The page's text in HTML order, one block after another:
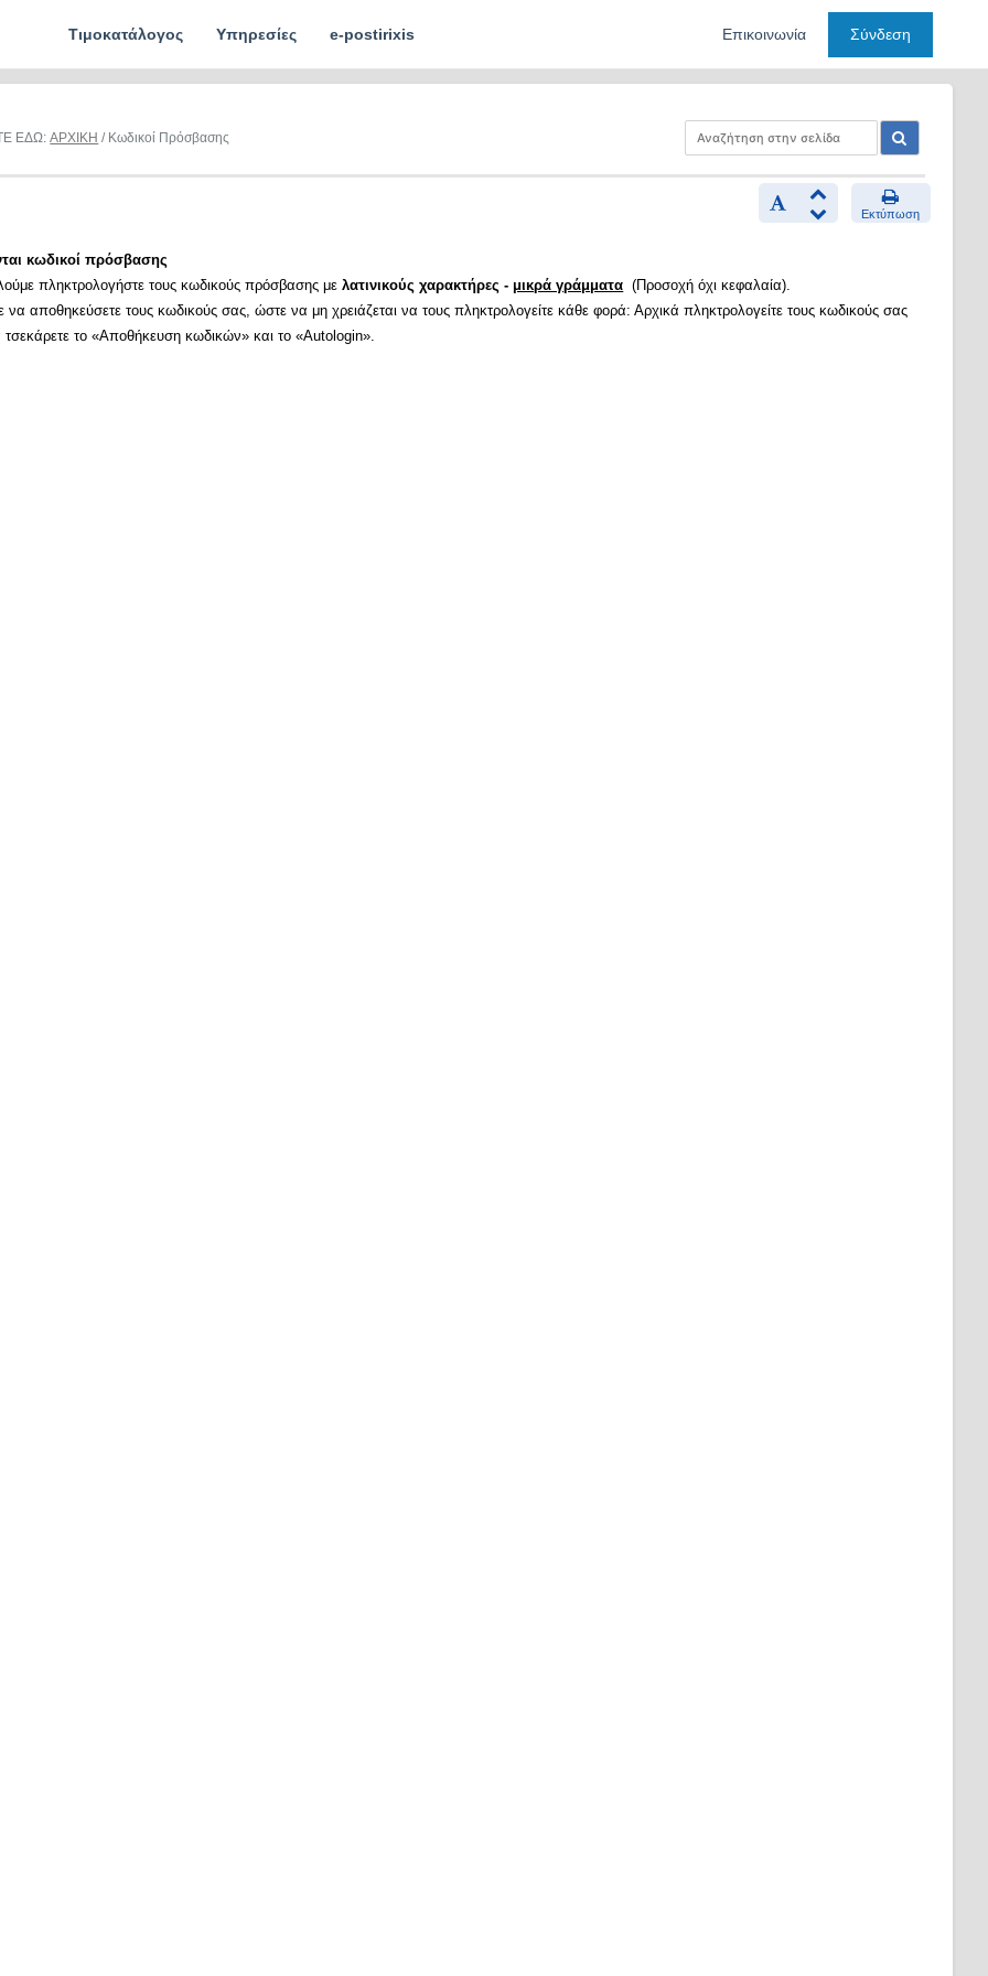
Τιμοκατάλογος Υπηρεσίες e-postirixis Επικοινωνία Σύνδεση
ΕΔΩ:ΑΡΧΙΚΗ / Κωδικοί Πρόσβασης
Εκτύπωση
κωδικοί πρόσβασης
πληκτρολογήστε τους κωδικούς πρόσβασης μελατινικούς χαρακτήρες - μικρά γράμματα (Προσοχή όχι κεφαλαία).
να αποθηκεύσετε τους κωδικούς σας, ώστε να μη χρειάζεται να τους πληκτρολογείτε κάθε φορά: Αρχικά πληκτρολογείτε τους κωδικούς σας
τσεκάρετε το «Αποθήκευση κωδικών» και το «Autologin».